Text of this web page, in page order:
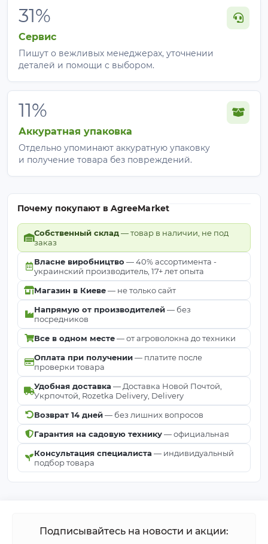
31%
Сервис
Пишут о вежливых менеджерах, уточнении
деталей и помощи с выбором.
11%
Аккуратная упаковка
Отдельно упоминают аккуратную упаковку
и получение товара без повреждений.
Почему покупают в AgreeMarket
Собственный склад— товар в наличии, не под
заказ
Власне виробництво — 40% ассортимента -
украинский производитель, 17+ лет опыта
Магазин в Киеве— не только сайт
Напрямую от производителей— без
посредников
Все в одном месте— от агроволокна до техники
Оплата при получении— платите после
проверки товара
Удобная доставка — Доставка Новой Почтой,
Укрпочтой, Rozetka Delivery, Delivery
Возврат 14 дней— без лишних вопросов
Гарантия на садовую технику— официальная
Консультация специалиста — индивидуальный
подбор товара
Подписывайтесь на новости и акции: